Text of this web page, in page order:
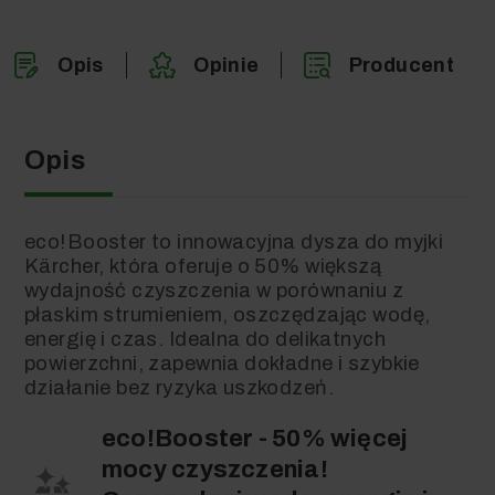
Opis Opinie Producent
Opis
eco!Booster to innowacyjna dysza do myjki
Kärcher, która oferuje o 50% większą
wydajność czyszczenia w porównaniu z
płaskim strumieniem, oszczędzając wodę,
energię i czas. Idealna do delikatnych
powierzchni, zapewnia dokładne i szybkie
działanie bez ryzyka uszkodzeń.
eco!Booster - 50% więcej
mocy czyszczenia!